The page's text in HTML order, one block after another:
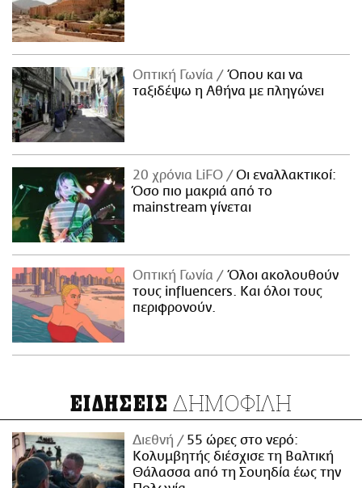
Οπτική Γωνία
Όπου και να
ταξιδέψω η Αθήνα με πληγώνει
20 χρόνια LiFO
Οι εναλλακτικοί:
Όσο πιο μακριά από το
mainstream γίνεται
Οπτική Γωνία
Όλοι ακολουθούν
τους influencers. Και όλοι τους
περιφρονούν.
ΕΙΔΗΣΕΙΣ ΔΗΜΟΦΙΛΗ
Διεθνή
55 ώρες στο νερό:
Κολυμβητής διέσχισε τη Βαλτική
Θάλασσα από τη Σουηδία έως την